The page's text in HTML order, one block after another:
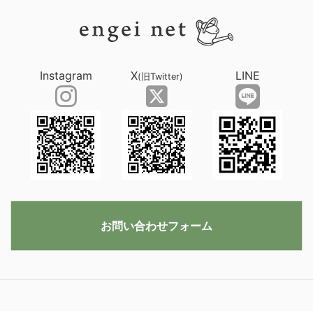
Instagram X(旧Twitter) LINE
お問い合わせフォーム